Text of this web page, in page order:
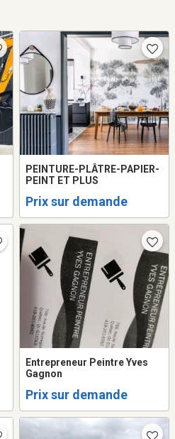
PEINTURE-PLÂTRE-PAPIER-
PEINT ET PLUS
Prix sur demande
Entrepreneur Peintre Yves
Gagnon
Prix sur demande